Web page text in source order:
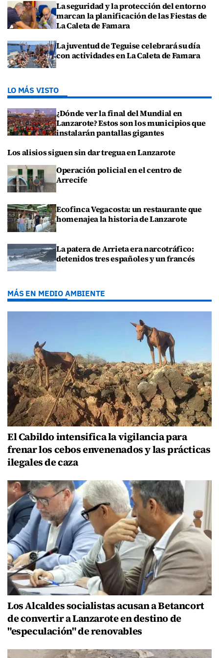
La seguridad y la protección del entorno
marcan la planificación de las Fiestas de
La Caleta de Famara
La juventud de Teguise celebrará su día
con actividades en La Caleta de Famara
LO MÁS VISTO
¿Dónde ver la final del Mundial en
Lanzarote? Estos son los municipios que
instalarán pantallas gigantes
Los alisios siguen sin dar tregua en Lanzarote
Operación policial en el centro de
Arrecife
Ecofinca Vegacosta: un restaurante que
homenajea la historia de Lanzarote
La patera de Arrieta era narcotráfico:
detenidos tres españoles y un francés
MÁS EN MEDIO AMBIENTE
El Cabildo intensifica la vigilancia para
frenar los cebos envenenados y las prácticas
ilegales de caza
Los Alcaldes socialistas acusan a Betancort
de convertir a Lanzarote en destino de
"especulación" de renovables